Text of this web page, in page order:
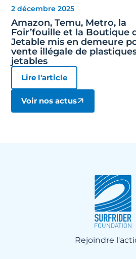
2 décembre 2025
Amazon, Temu, Metro, la
Foir’fouille et la Boutique
Jetable mis en demeure
vente illégale de
jetables
Lire l'article
Voir nos actus
Rejoindre